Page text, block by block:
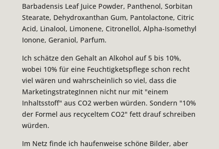
Barbadensis Leaf Juice Powder, Panthenol, Sorbitan
Stearate, Dehydroxanthan Gum, Pantolactone, Citric
Acid, Linalool, Limonene, Citronellol, Alpha-Isomethyl
Ionone, Geraniol, Parfum.
Ich schätze den Gehalt an Alkohol auf 5 bis 10%,
wobei 10% für eine Feuchtigketspflege schon recht
viel wären und wahrscheinlich so viel, dass die
MarketingstrategInnen nicht nur mit "einem
Inhaltsstoff" aus CO2 werben würden. Sondern "10%
der Formel aus recyceltem CO2" fett drauf schreiben
würden.
Im Netz finde ich haufenweise schöne Bilder, aber